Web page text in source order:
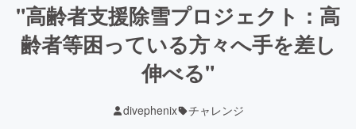
"高齢者支援除雪プロジェクト：高
齢者等困っている方々へ手を差し
伸べる"
divephenix チャレンジ